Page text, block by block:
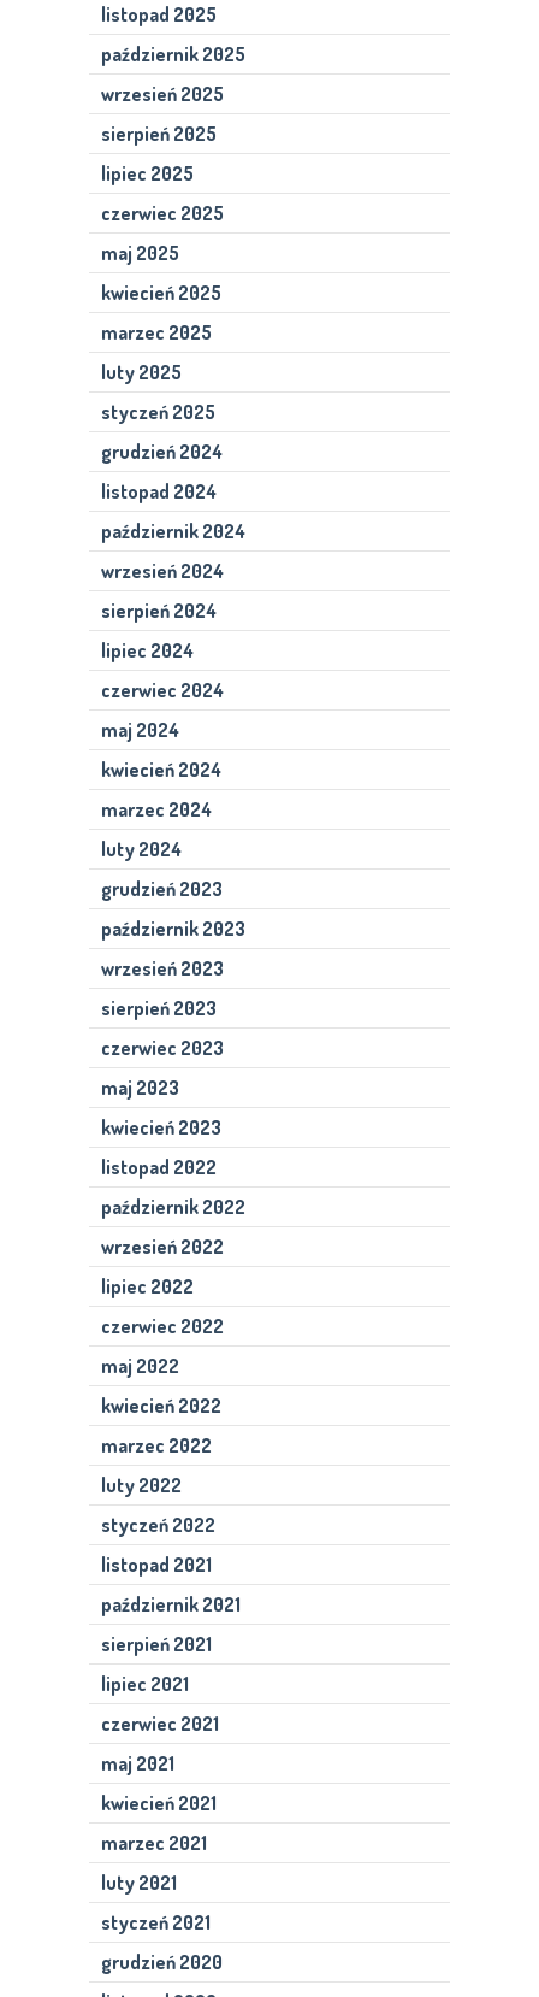
listopad 2025
październik 2025
wrzesień 2025
sierpień 2025
lipiec 2025
czerwiec 2025
maj 2025
kwiecień 2025
marzec 2025
luty 2025
styczeń 2025
grudzień 2024
listopad 2024
październik 2024
wrzesień 2024
sierpień 2024
lipiec 2024
czerwiec 2024
maj 2024
kwiecień 2024
marzec 2024
luty 2024
grudzień 2023
październik 2023
wrzesień 2023
sierpień 2023
czerwiec 2023
maj 2023
kwiecień 2023
listopad 2022
październik 2022
wrzesień 2022
lipiec 2022
czerwiec 2022
maj 2022
kwiecień 2022
marzec 2022
luty 2022
styczeń 2022
listopad 2021
październik 2021
sierpień 2021
lipiec 2021
czerwiec 2021
maj 2021
kwiecień 2021
marzec 2021
luty 2021
styczeń 2021
grudzień 2020